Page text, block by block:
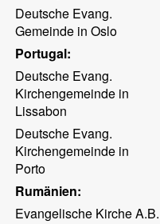
Deutsche Evang.
Gemeinde in Oslo
Portugal:
Deutsche Evang.
Kirchengemeinde in
Lissabon
Deutsche Evang.
Kirchengemeinde in
Porto
Rumänien:
Evangelische Kirche A.B.